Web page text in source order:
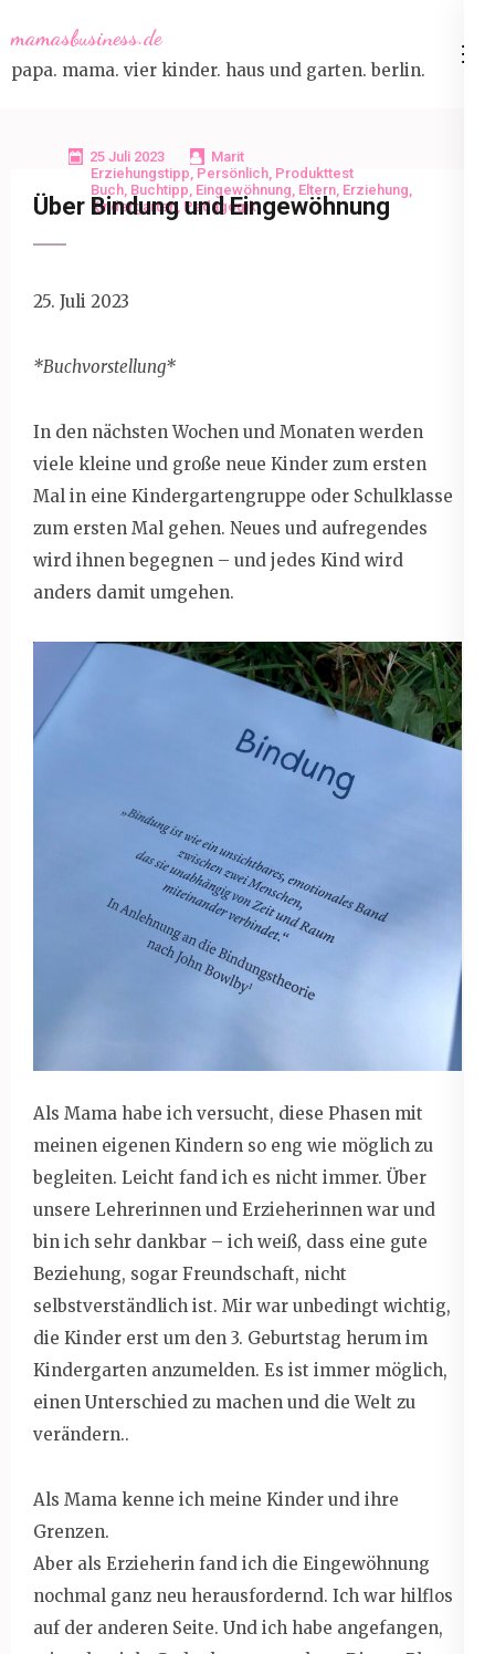
to
content
mamasbusiness.de
papa. mama. vier kinder. haus und garten. berlin.
25 Juli 2023
Marit
Erziehungstipp, Persönlich, Produkttest
Buch, Buchtipp, Eingewöhnung, Eltern, Erziehung,
Kindergarten, Pädagogik
Über Bindung und Eingewöhnung
25. Juli 2023
*Buchvorstellung*
In den nächsten Wochen und Monaten werden
viele kleine und große neue Kinder zum ersten
Mal in eine Kindergartengruppe oder Schulklasse
zum ersten Mal gehen. Neues und aufregendes
wird ihnen begegnen – und jedes Kind wird
anders damit umgehen.
Als Mama habe ich versucht, diese Phasen mit
meinen eigenen Kindern so eng wie möglich zu
begleiten. Leicht fand ich es nicht immer. Über
unsere Lehrerinnen und Erzieherinnen war und
bin ich sehr dankbar – ich weiß, dass eine gute
Beziehung, sogar Freundschaft, nicht
selbstverständlich ist. Mir war unbedingt wichtig,
die Kinder erst um den 3. Geburtstag herum im
Kindergarten anzumelden. Es ist immer möglich,
einen Unterschied zu machen und die Welt zu
verändern..
Als Mama kenne ich meine Kinder und ihre
Grenzen.
Aber als Erzieherin fand ich die Eingewöhnung
nochmal ganz neu herausfordernd. Ich war hilflos
auf der anderen Seite. Und ich habe angefangen,